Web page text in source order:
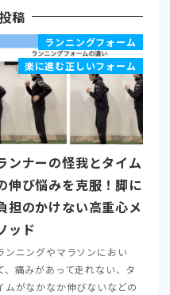
稿
ランニングフォーム
楽に進む正しいフォーム
ンナーの怪我とタイム
伸び悩みを克服！脚に
担のかけない高重心メ
ッド
ンニングやマラソンにおい
、痛みがあって走れない、タ
ムがなかなか伸びないなどの